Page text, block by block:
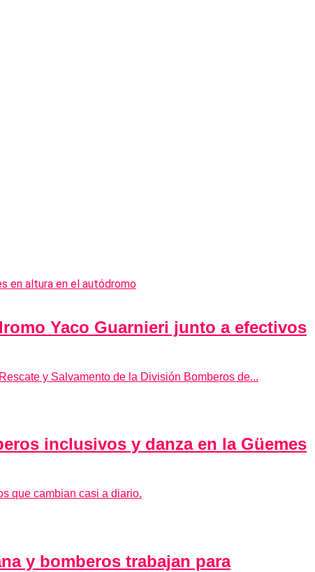
Yaco Guarnieri junto a efectivos
y Salvamento de la División Bomberos de...
inclusivos y danza en la Güemes
que cambian casi a diario.
y bomberos trabajan para